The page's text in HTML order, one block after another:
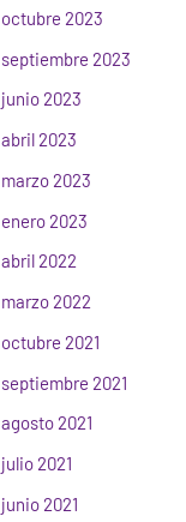
octubre 2023
septiembre 2023
junio 2023
abril 2023
marzo 2023
enero 2023
abril 2022
marzo 2022
octubre 2021
septiembre 2021
agosto 2021
julio 2021
junio 2021